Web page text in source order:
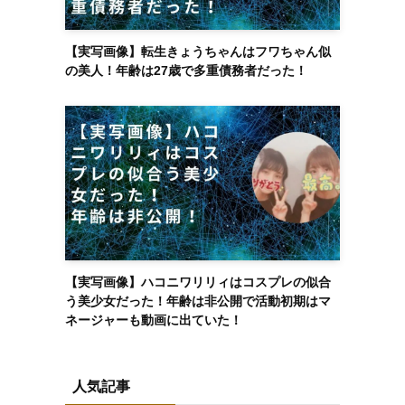
【実写画像】転生きょうちゃんはフワちゃん似
の美人！年齢は27歳で多重債務者だった！
【実写画像】ハコニワリリィはコスプレの似合
う美少女だった！年齢は非公開で活動初期はマ
ネージャーも動画に出ていた！
人気記事